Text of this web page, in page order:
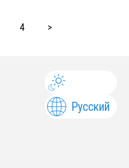
4 >
Русский